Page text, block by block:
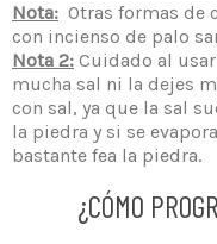
Nota: Otras formas de
con incienso de palo
Nota 2: Cuidado al
mucha sal ni la dejes
con sal, ya que la sal
la piedra y si se
bastante fea la piedra.
¿CÓMO